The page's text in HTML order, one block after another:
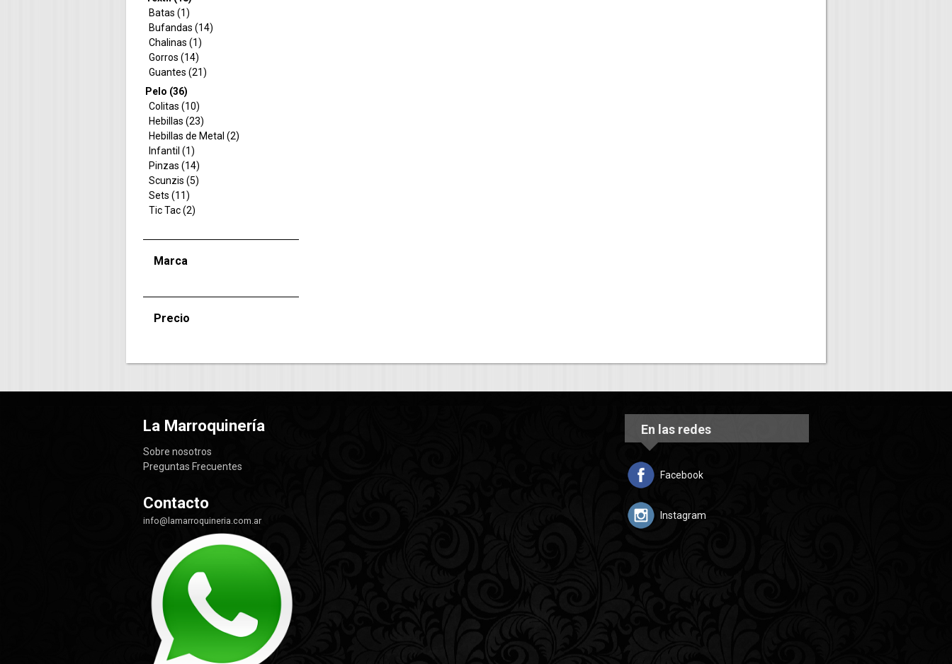
Batas (1)
Bufandas (14)
Chalinas (1)
Gorros (14)
Guantes (21)
Pelo (36)
Colitas (10)
Hebillas (23)
Hebillas de Metal (2)
Infantil (1)
Pinzas (14)
Scunzis (5)
Sets (11)
Tic Tac (2)
Marca
Precio
La Marroquinería
Sobre nosotros
Preguntas Frecuentes
Contacto
info@lamarroquineria.com.ar
En las redes
Facebook
Instagram